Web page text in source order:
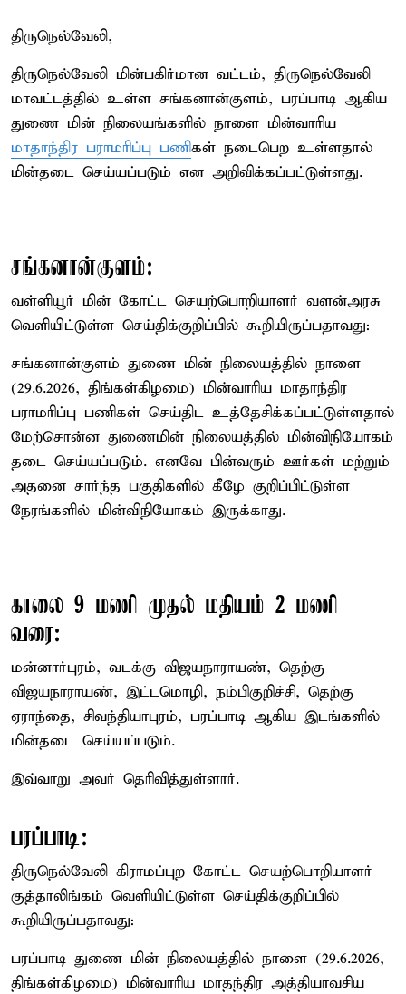
திருநெல்வேலி,
திருநெல்வேலி மின்பகிர்மான வட்டம், திருநெல்வேலி
மாவட்டத்தில் உள்ள சங்கனான்குளம், பரப்பாடி ஆகிய
துணை மின் நிலையங்களில் நாளை மின்வாரிய
மாதாந்திர பராமரிப்பு பணிகள் நடைபெற உள்ளதால்
மின்தடை செய்யப்படும் என அறிவிக்கப்பட்டுள்ளது.
சங்கனான்குளம்:
வள்ளியூர் மின் கோட்ட செயற்பொறியாளர் வளன்அரசு
வெளியிட்டுள்ள செய்திக்குறிப்பில் கூறியிருப்பதாவது:
சங்கனான்குளம் துணை மின் நிலையத்தில் நாளை
(29.6.2026, திங்கள்கிழமை) மின்வாரிய மாதாந்திர
பராமரிப்பு பணிகள் செய்திட உத்தேசிக்கப்பட்டுள்ளதால்
மேற்சொன்ன துணைமின் நிலையத்தில் மின்விநியோகம்
தடை செய்யப்படும். எனவே பின்வரும் ஊர்கள் மற்றும்
அதனை சார்ந்த பகுதிகளில் கீழே குறிப்பிட்டுள்ள
நேரங்களில் மின்விநியோகம் இருக்காது.
காலை 9 மணி முதல் மதியம் 2 மணி
வரை:
மன்னார்புரம், வடக்கு விஜயநாராயண், தெற்கு
விஜயநாராயண், இட்டமொழி, நம்பிகுறிச்சி, தெற்கு
ஏராந்தை, சிவந்தியாபுரம், பரப்பாடி ஆகிய இடங்களில்
மின்தடை செய்யப்படும்.
இவ்வாறு அவர் தெரிவித்துள்ளார்.
பரப்பாடி:
திருநெல்வேலி கிராமப்புற கோட்ட செயற்பொறியாளர்
குத்தாலிங்கம் வெளியிட்டுள்ள செய்திக்குறிப்பில்
கூறியிருப்பதாவது:
பரப்பாடி துணை மின் நிலையத்தில் நாளை (29.6.2026,
திங்கள்கிழமை) மின்வாரிய மாதந்திர அத்தியாவசிய